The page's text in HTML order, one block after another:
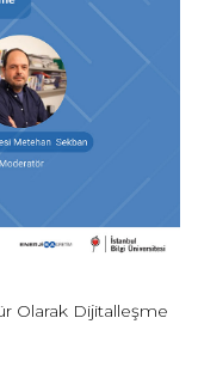
Olarak Dijitalleşme